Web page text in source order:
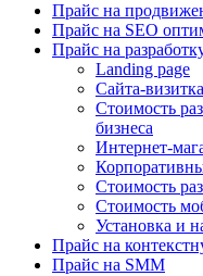
Прайс на
Прайс на SEO
Прайс на
Landing page
Cайта-визитка
Стоимость
бизнеса
Интернет-
Стоимость
Стоимость
Установка и
Прайс на
Прайс на SMM